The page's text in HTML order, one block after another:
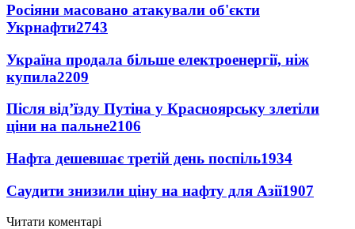
Росіяни масовано атакували об'єкти
Укрнафти2743
Україна продала більше електроенергії, ніж
купила2209
Після від’їзду Путіна у Красноярську злетіли
ціни на пальне2106
Нафта дешевшає третій день поспіль1934
Саудити знизили ціну на нафту для Азії1907
Читати коментарі